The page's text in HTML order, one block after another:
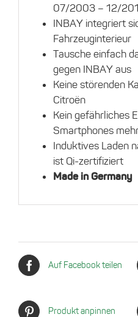
07/2003 – 12/
INBAY integriert
Fahrzeuginterieur
Tausche einfach
gegen INBAY aus
Keine störenden
Citroën
Kein gefährliches
Smartphones
Induktives Laden
ist Qi-zertifiziert
Made in Germany
Auf Facebook teilen
Produkt anpinnen